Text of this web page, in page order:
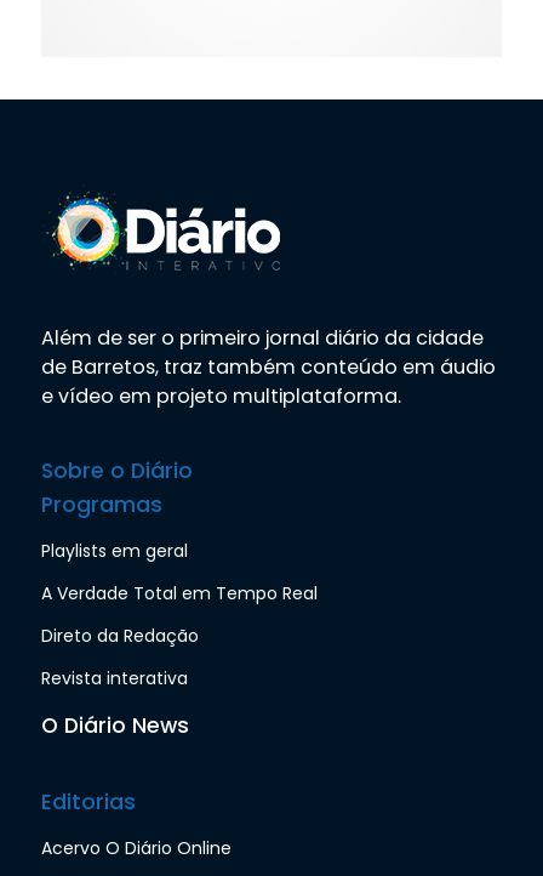
Além de ser o primeiro jornal diário da cidade
de Barretos, traz também conteúdo em áudio
e vídeo em projeto multiplataforma.
Sobre o Diário
Programas
Playlists em geral
A Verdade Total em Tempo Real
Direto da Redação
Revista interativa
O Diário News
Editorias
Acervo O Diário Online